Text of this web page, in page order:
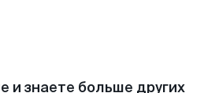
и знаете больше других